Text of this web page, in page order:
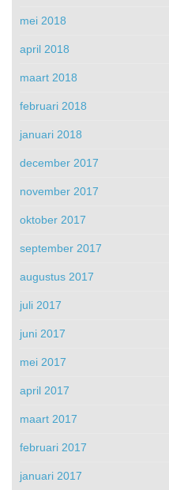
mei 2018
april 2018
maart 2018
februari 2018
januari 2018
december 2017
november 2017
oktober 2017
september 2017
augustus 2017
juli 2017
juni 2017
mei 2017
april 2017
maart 2017
februari 2017
januari 2017